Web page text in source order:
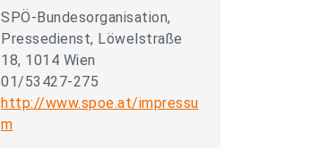
SPÖ-Bundesorganisation,
Pressedienst, Löwelstraße
18, 1014 Wien
01/53427-275
http://www.spoe.at/impressu
m